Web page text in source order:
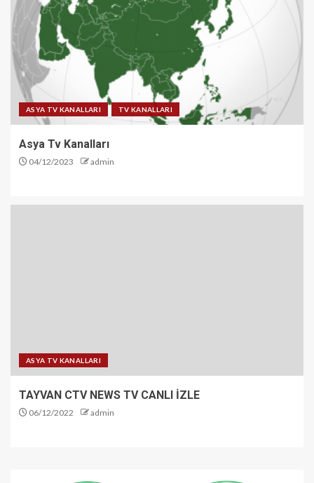
ASYA TV KANALLARI TV KANALLARI
Asya Tv Kanalları
04/12/2023 admin
ASYA TV KANALLARI
TAYVAN CTV NEWS TV CANLI İZLE
06/12/2022 admin